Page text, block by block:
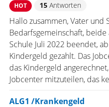
HOT 15Antworten
Hallo zusammen, Vater und
Bedarfsgemeinschaft,
Schule Juli 2022 beendet,
Kindergeld gezahlt. Das
das Kindergeld
Jobcenter mitzuteilen, das
ALG1 /Krankengeld